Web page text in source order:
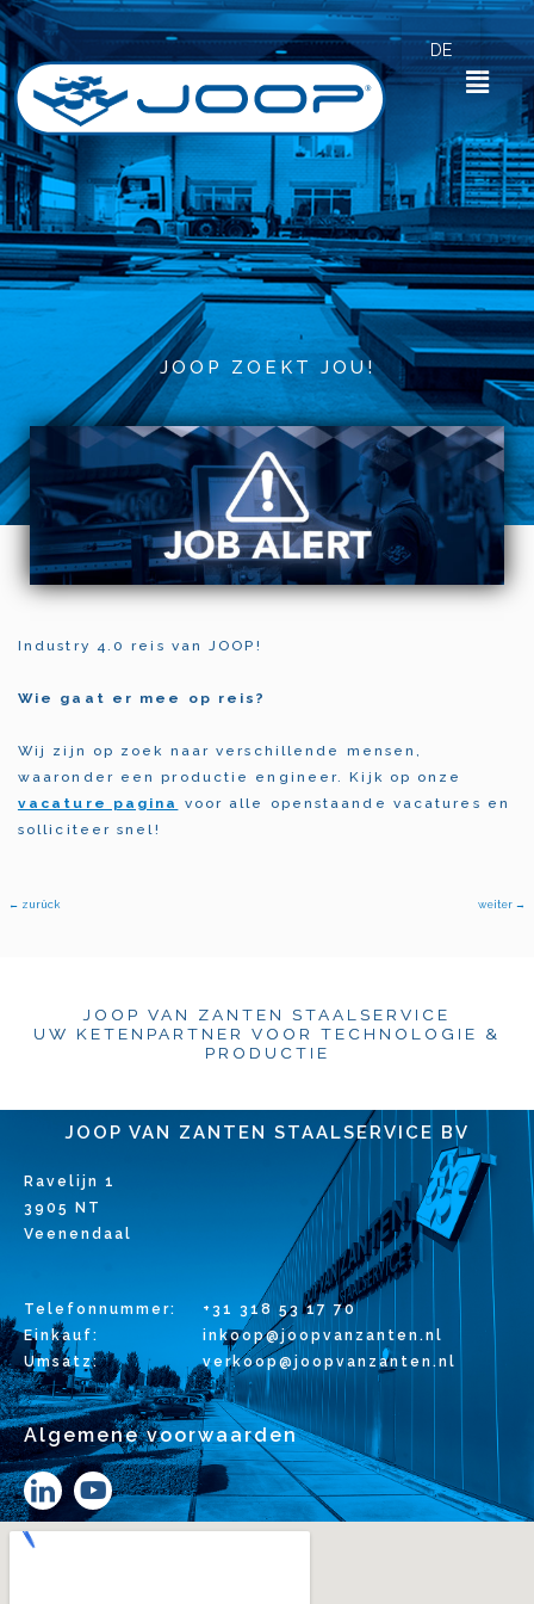
Zum
Inhalt
springen
Menü
Vonmichael
JOOP ZOEKT JOU!
Industry 4.0 reis van JOOP!
Wie gaat er mee op reis?
Wij zijn op zoek naar verschillende mensen,
waaronder een productie engineer. Kijk op onze
vacature pagina
voor alle openstaande vacatures en
solliciteer snel!
← zurück weiter →
JOOP VAN ZANTEN STAALSERVICE
UW KETENPARTNER VOOR TECHNOLOGIE &
PRODUCTIE
JOOP VAN ZANTEN STAALSERVICE BV
Ravelijn 1
3905 NT
Veenendaal
Telefonnummer:
Einkauf:
Umsatz:
+31 318 53 17 70
inkoop@joopvanzanten.nl
verkoop@joopvanzanten.nl
Algemene voorwaarden
Y
o
u
DE